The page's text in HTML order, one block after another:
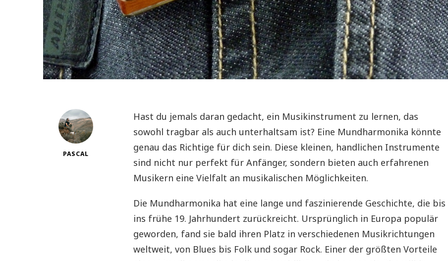
PASCAL
Hast du jemals daran gedacht, ein Musikinstrument zu lernen, das
sowohl tragbar als auch unterhaltsam ist? Eine Mundharmonika könnte
genau das Richtige für dich sein. Diese kleinen, handlichen Instrumente
sind nicht nur perfekt für Anfänger, sondern bieten auch erfahrenen
Musikern eine Vielfalt an musikalischen Möglichkeiten.
Die Mundharmonika hat eine lange und faszinierende Geschichte, die bis
ins frühe 19. Jahrhundert zurückreicht. Ursprünglich in Europa populär
geworden, fand sie bald ihren Platz in verschiedenen Musikrichtungen
weltweit, von Blues bis Folk und sogar Rock. Einer der größten Vorteile